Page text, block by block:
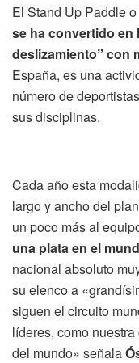
El Stand Up Paddle
se ha convertido en
deslizamiento” con
España, es una
número de
sus disciplinas.
Cada año esta
largo y ancho del
un poco más al
una plata en el
nacional absoluto
su elenco a
siguen el circuito
líderes, como
del mundo» señala